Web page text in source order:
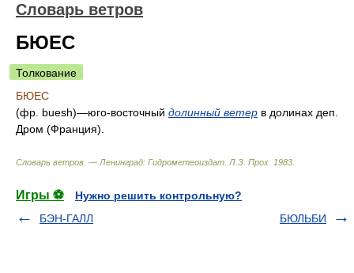
Словарь ветров
БЮЕС
Толкование
БЮЕС
(фр. buesh)—юго-восточный долинный ветер в долинах деп.
Дром (Франция).
Словарь ветров. — Ленинград: Гидрометеоиздат Л.З. Прох 1983
Игры ⚽
Нужно решить контрольную?
БЭН-ГАЛЛ
БЮЛЬБИ